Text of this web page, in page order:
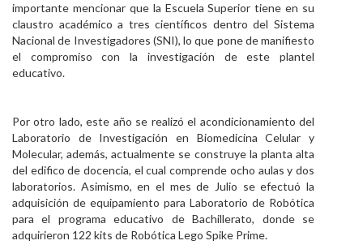
importante mencionar que la Escuela Superior tiene en su
claustro académico a tres científicos dentro del Sistema
Nacional de Investigadores (SNI), lo que pone de manifiesto
el compromiso con la investigación de este plantel
educativo.
Por otro lado, este año se realizó el acondicionamiento del
Laboratorio de Investigación en Biomedicina Celular y
Molecular, además, actualmente se construye la planta alta
del edifico de docencia, el cual comprende ocho aulas y dos
laboratorios. Asimismo, en el mes de Julio se efectuó la
adquisición de equipamiento para Laboratorio de Robótica
para el programa educativo de Bachillerato, donde se
adquirieron 122 kits de Robótica Lego Spike Prime.